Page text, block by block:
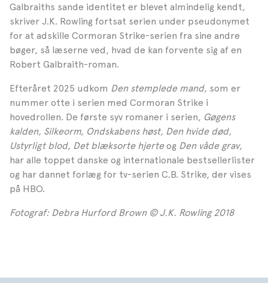
Galbraiths sande identitet er blevet almindelig kendt,
skriver J.K. Rowling fortsat serien under pseudonymet
for at adskille Cormoran Strike-serien fra sine andre
bøger, så læserne ved, hvad de kan forvente sig af en
Robert Galbraith-roman.
Efteråret 2025 udkom Den stemplede mand, som er
nummer otte i serien med Cormoran Strike i
hovedrollen. De første syv romaner i serien, Gøgens
kalden, Silkeorm, Ondskabens høst, Den hvide død,
Ustyrligt blod, Det blæksorte hjerteog Den våde grav,
har alle toppet danske og internationale bestsellerlister
og har dannet forlæg for tv-serien C.B. Strike, der vises
på HBO.
Fotograf: Debra Hurford Brown © J.K. Rowling 2018